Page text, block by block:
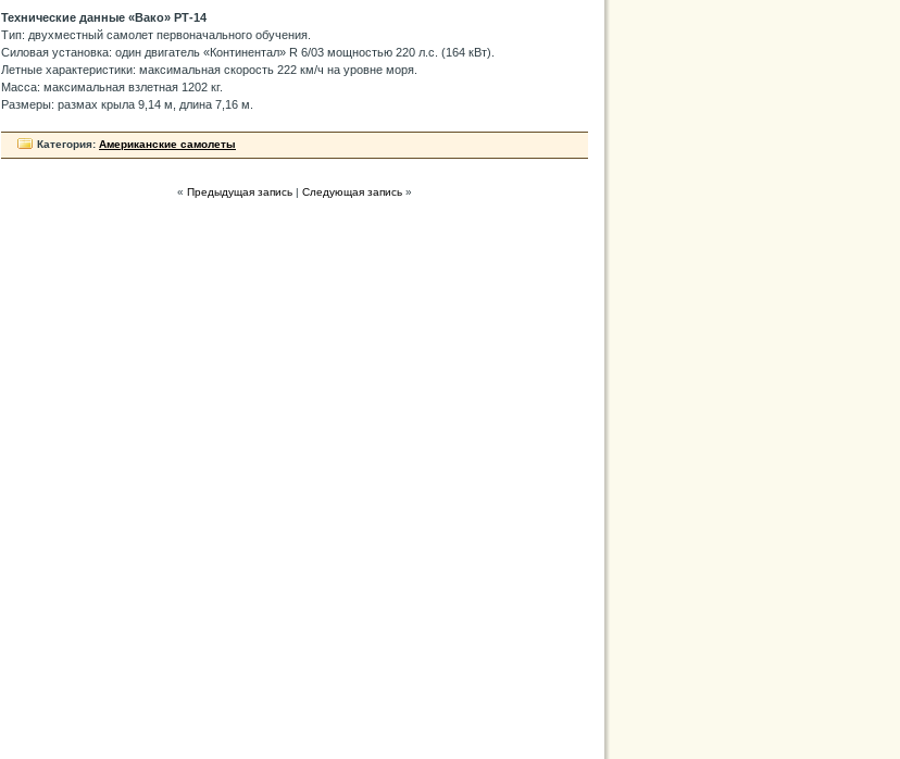
Технические данные «Вако» РТ-14
Тип: двухместный самолет первоначального обучения.
Силовая установка: один двигатель «Континентал» R 6/03 мощностью 220 л.с. (164 кВт).
Летные характеристики: максимальная скорость 222 км/ч на уровне моря.
Масса: максимальная взлетная 1202 кг.
Размеры: размах крыла 9,14 м, длина 7,16 м.
Категория: Американские самолеты
« Предыдущая запись | Следующая запись »